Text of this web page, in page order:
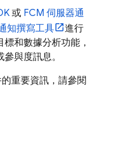
或 FCM 伺服器通
知撰寫工具
進行
和數據分析功能，
參與度訊息。
重要資訊，請參閱